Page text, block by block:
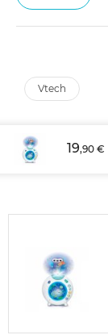
vtech
19,90 €